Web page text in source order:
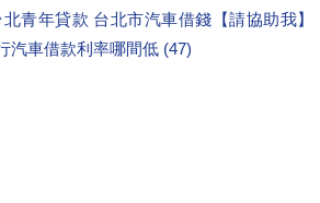
青年貸款 台北市汽車借錢【請協助我】
汽車借款利率哪間低 (47)